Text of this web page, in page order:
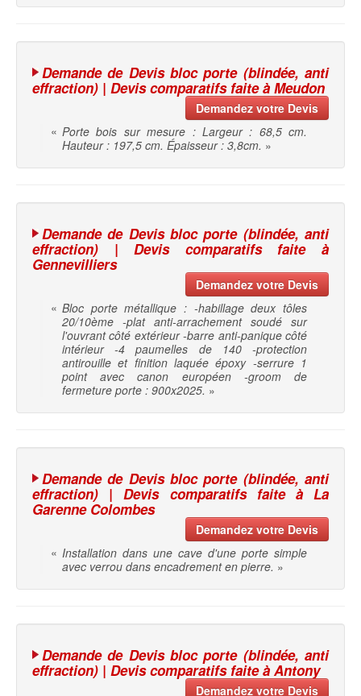
Demande de Devis bloc porte (blindée, anti
effraction) | Devis comparatifs faite à Meudon
Demandez votre Devis
« Porte bois sur mesure : Largeur : 68,5 cm.
Hauteur : 197,5 cm. Épaisseur : 3,8cm. »
Demande de Devis bloc porte (blindée, anti
effraction) | Devis comparatifs faite à
Gennevilliers
Demandez votre Devis
« Bloc porte métallique : -habillage deux tôles
20/10ème -plat anti-arrachement soudé sur
l'ouvrant côté extérieur -barre anti-panique côté
intérieur -4 paumelles de 140 -protection
antirouille et finition laquée époxy -serrure 1
point avec canon européen -groom de
fermeture porte : 900x2025. »
Demande de Devis bloc porte (blindée, anti
effraction) | Devis comparatifs faite à La
Garenne Colombes
Demandez votre Devis
« Installation dans une cave d'une porte simple
avec verrou dans encadrement en pierre. »
Demande de Devis bloc porte (blindée, anti
effraction) | Devis comparatifs faite à Antony
Demandez votre Devis